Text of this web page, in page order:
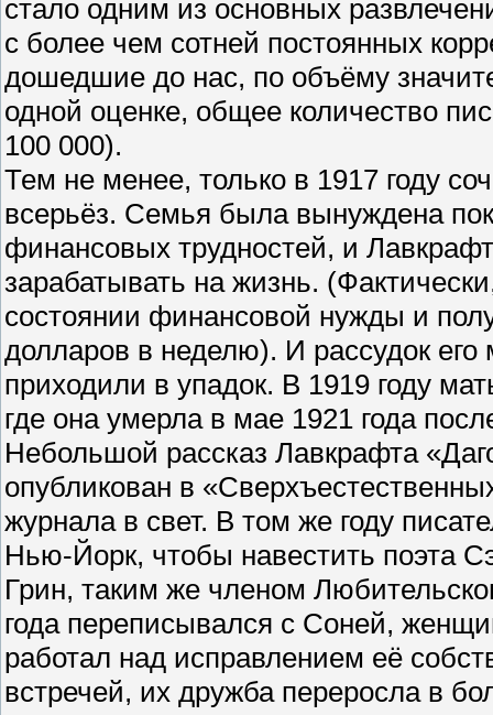
стало одним из основных
с более чем сотней постоянных
дошедшие до нас, по объёму
одной оценке, общее количество
100 000).
Тем не менее, только в 1917 году
всерьёз. Семья была вынуждена
финансовых трудностей, и
зарабатывать на жизнь.
состоянии финансовой нужды и
долларов в неделю). И рассудок
приходили в упадок. В 1919 году
где она умерла в мае 1921 года
Небольшой рассказ Лавкрафта
опубликован в
журнала в свет. В том же году
Нью-Йорк, чтобы навестить поэта
Грин, таким же членом
года переписывался с Соней,
работал над исправлением её
встречей, их дружба переросла в